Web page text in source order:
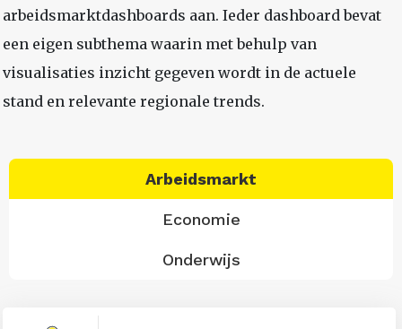
arbeidsmarktdashboards aan. Ieder dashboard bevat
een eigen subthema waarin met behulp van
visualisaties inzicht gegeven wordt in de actuele
stand en relevante regionale trends.
Arbeidsmarkt
Economie
Onderwijs